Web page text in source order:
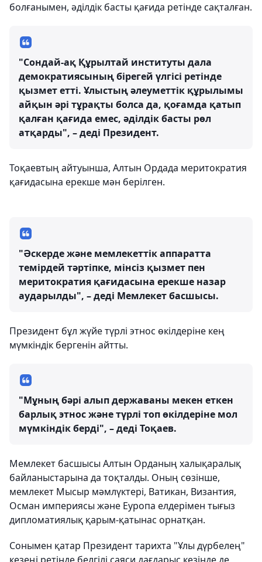
болғанымен, әділдік басты қағида ретінде сақталған.
"Сондай-ақ Құрылтай институты дала
демократиясының бірегей үлгісі ретінде
қызмет етті. Ұлыстың әлеуметтік құрылымы
айқын әрі тұрақты болса да, қоғамда қатып
қалған қағида емес, әділдік басты рөл
атқарды", – деді Президент.
Тоқаевтың айтуынша, Алтын Ордада меритократия
қағидасына ерекше мән берілген.
"Әскерде және мемлекеттік аппаратта
темірдей тәртіпке, мінсіз қызмет пен
меритократия қағидасына ерекше назар
аударылды", – деді Мемлекет басшысы.
Президент бұл жүйе түрлі этнос өкілдеріне кең
мүмкіндік бергенін айтты.
"Мұның бәрі алып державаны мекен еткен
барлық этнос және түрлі топ өкілдеріне мол
мүмкіндік берді", – деді Тоқаев.
Мемлекет басшысы Алтын Орданың халықаралық
байланыстарына да тоқталды. Оның сөзінше,
мемлекет Мысыр мәмлүктері, Ватикан, Византия,
Осман империясы және Еуропа елдерімен тығыз
дипломатиялық қарым-қатынас орнатқан.
Сонымен қатар Президент тарихта "Ұлы дүрбелең"